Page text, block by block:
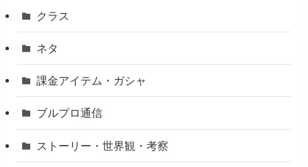
クラス
ネタ
課金アイテム・ガシャ
ブルプロ通信
ストーリー・世界観・考察